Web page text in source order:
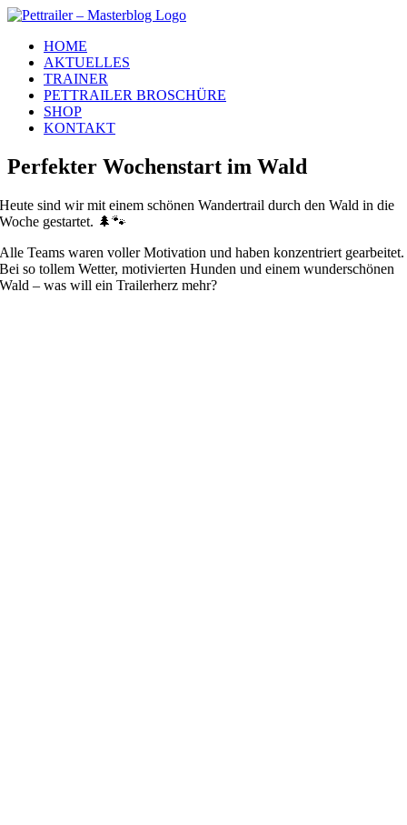
Zum
springenHOME
AKTUELLES
TRAINER
PETTRAILER BROSCHÜRE
SHOP
KONTAKT
Perfekter Wochenstart im Wald
Heute sind wir mit einem schönen Wandertrail durch den Wald in die
Woche gestartet. 🌲🐾
Alle Teams waren voller Motivation und haben konzentriert gearbeitet.
Bei so tollem Wetter, motivierten Hunden und einem wunderschönen
Wald – was will ein Trailerherz mehr?